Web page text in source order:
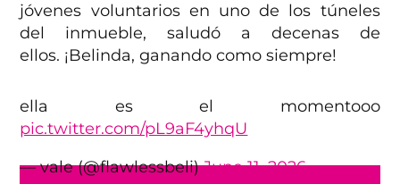
jóvenes voluntarios en uno de los túneles
del inmueble, saludó a decenas de
ellos. ¡Belinda, ganando como siempre!
ella es el momentooo
pic.twitter.com/pL9aF4yhqU
— vale (@flawlessbeli)June 11, 2026